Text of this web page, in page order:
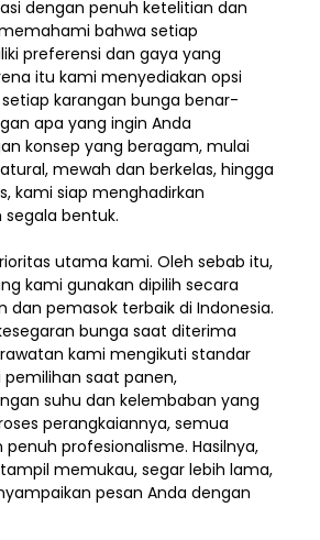
dengan penuh ketelitian dan
bahwa setiap
preferensi dan gaya yang
itu kami menyediakan opsi
karangan bunga benar-
apa yang ingin Anda
konsep yang beragam, mulai
mewah dan berkelas, hingga
kami siap menghadirkan
bentuk.
utama kami. Oleh sebab itu,
kami gunakan dipilih secara
dan pemasok terbaik di Indonesia.
bunga saat diterima
kami mengikuti standar
pemilihan saat panen,
suhu dan kelembaban yang
perangkaiannya, semua
profesionalisme. Hasilnya,
memukau, segar lebih lama,
pesan Anda dengan